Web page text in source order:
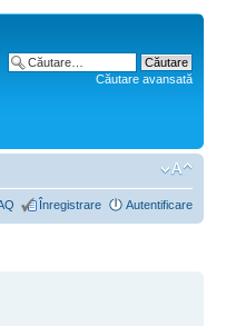
Căutare avansată
Înregistrare Autentificare